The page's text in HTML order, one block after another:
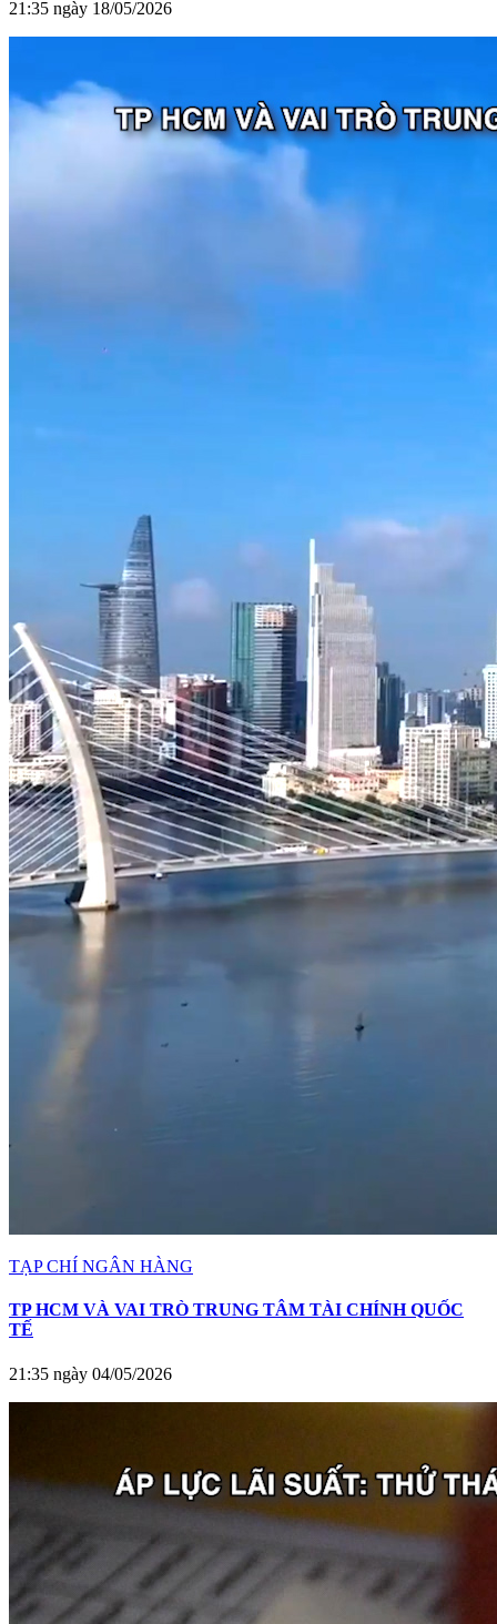
21:35 ngày 18/05/2026
TẠP CHÍ NGÂN HÀNG
TP HCM VÀ VAI TRÒ TRUNG TÂM TÀI CHÍNH QUỐC
TẾ
21:35 ngày 04/05/2026